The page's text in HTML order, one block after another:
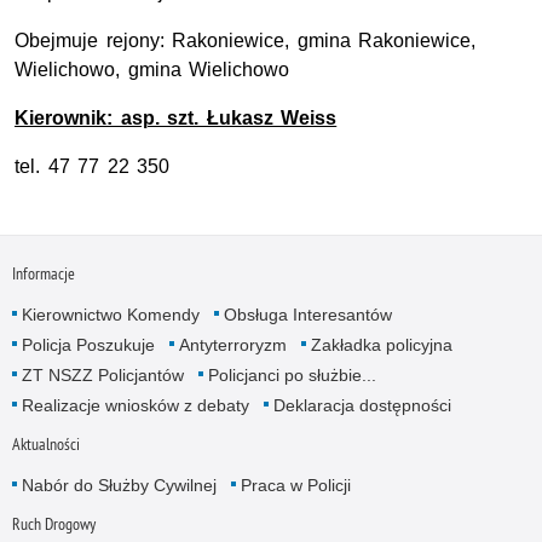
Obejmuje rejony: Rakoniewice, gmina Rakoniewice,
Wielichowo, gmina Wielichowo
Kierownik: asp. szt. Łukasz Weiss
tel. 47 77 22 350
Informacje
Kierownictwo Komendy
Obsługa Interesantów
Policja Poszukuje
Antyterroryzm
Zakładka policyjna
ZT NSZZ Policjantów
Policjanci po służbie...
Realizacje wniosków z debaty
Deklaracja dostępności
Aktualności
Nabór do Służby Cywilnej Praca w Policji
Ruch Drogowy